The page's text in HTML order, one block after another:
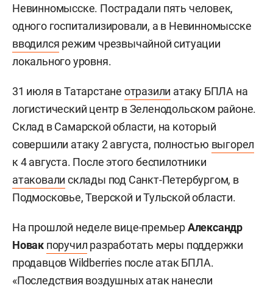
Невинномысске. Пострадали пять человек,
одного госпитализировали, а в Невинномысске
вводился режим чрезвычайной ситуации
локального уровня.
31 июля в Татарстане отразили атаку БПЛА на
логистический центр в Зеленодольском районе.
Склад в Самарской области, на который
совершили атаку 2 августа, полностью выгорел
к 4 августа. После этого беспилотники
атаковали склады под Санкт-Петербургом, в
Подмосковье, Тверской и Тульской области.
На прошлой неделе вице-премьерАлександр
Новак поручил разработать меры поддержки
продавцов Wildberries после атак БПЛА.
«Последствия воздушных атак нанесли